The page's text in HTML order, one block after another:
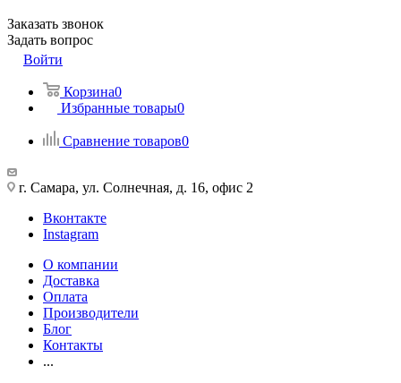
Заказать звонок
Задать вопрос
Войти
Корзина0
Избранные товары0
Сравнение товаров0
г. Самара, ул. Солнечная, д. 16, офис 2
Вконтакте
Instagram
О компании
Доставка
Оплата
Производители
Блог
Контакты
...